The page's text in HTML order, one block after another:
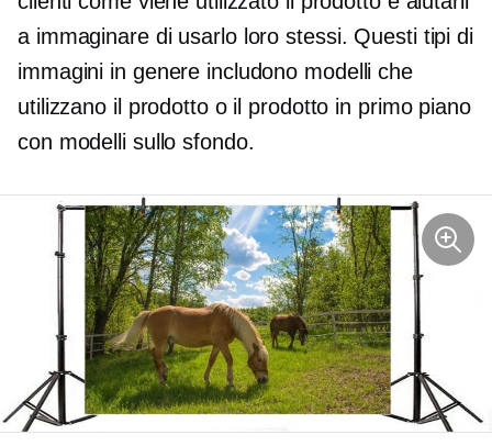
a immaginare di usarlo loro stessi. Questi tipi di
immagini in genere includono modelli che
utilizzano il prodotto o il prodotto in primo piano
con modelli sullo sfondo.